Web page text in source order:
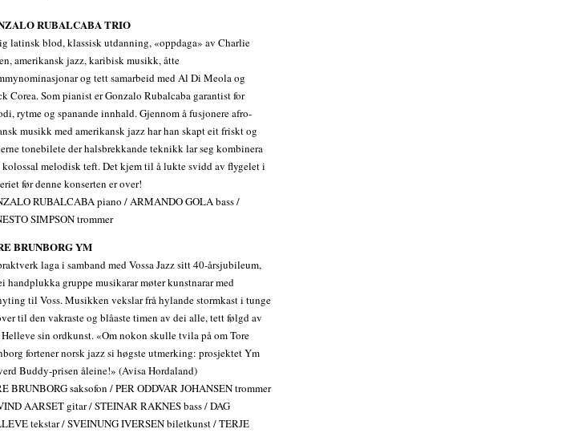
RUBALCABA TRIO
latinsk blod, klassisk utdanning, «oppdaga» av Charlie
amerikansk jazz, karibisk musikk, åtte
og tett samarbeid med Al Di Meola og
Corea. Som pianist er Gonzalo Rubalcaba garantist for
rytme og spanande innhald. Gjennom å fusjonere afro-
musikk med amerikansk jazz har han skapt eit friskt og
tonebilete der halsbrekkande teknikk lar seg kombinera
kolossal melodisk teft. Det kjem til å lukte svidd av flygelet i
før denne konserten er over!
RUBALCABA piano / ARMANDO GOLA bass /
SIMPSON trommer
BRUNBORG YM
laga i samband med Vossa Jazz sitt 40-årsjubileum,
handplukka gruppe musikarar møter kunstnarar med
til Voss. Musikken vekslar frå hylande stormkast i tunge
til den vakraste og blåaste timen av dei alle, tett følgd av
Helleve sin ordkunst. «Om nokon skulle tvila på om Tore
fortener norsk jazz si høgste utmerking: prosjektet Ym
Buddy-prisen åleine!» (Avisa Hordaland)
BRUNBORG saksofon / PER ODDVAR JOHANSEN trommer
AARSET gitar / STEINAR RAKNES bass / DAG
tekstar / SVEINUNG IVERSEN biletkunst / TERJE